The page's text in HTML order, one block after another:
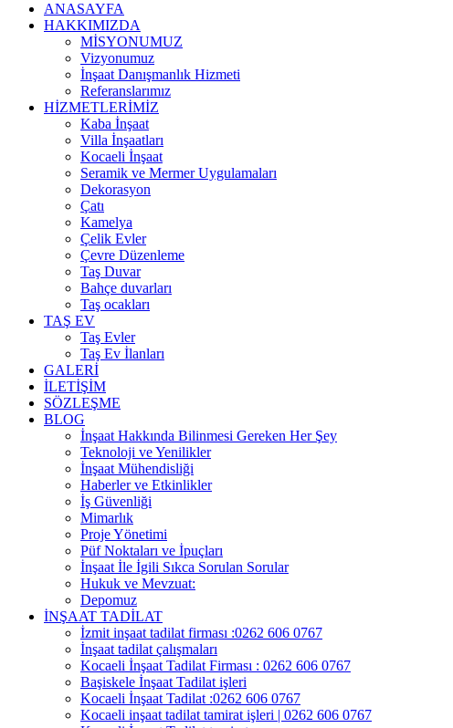
ANASAYFA
HAKKIMIZDA
MİSYONUMUZ
Vizyonumuz
İnşaat Danışmanlık Hizmeti
Referanslarımız
HİZMETLERİMİZ
Kaba İnşaat
Villa İnşaatları
Kocaeli İnşaat
Seramik ve Mermer Uygulamaları
Dekorasyon
Çatı
Kamelya
Çelik Evler
Çevre Düzenleme
Taş Duvar
Bahçe duvarları
Taş ocakları
TAŞ EV
Taş Evler
Taş Ev İlanları
GALERİ
İLETİŞİM
SÖZLEŞME
BLOG
İnşaat Hakkında Bilinmesi Gereken Her Şey
Teknoloji ve Yenilikler
İnşaat Mühendisliği
Haberler ve Etkinlikler
İş Güvenliği
Mimarlık
Proje Yönetimi
Püf Noktaları ve İpuçları
İnşaat İle İgili Sıkca Sorulan Sorular
Hukuk ve Mevzuat:
Depomuz
İNŞAAT TADİLAT
İzmit inşaat tadilat firması :0262 606 0767
İnşaat tadilat çalışmaları
Kocaeli İnşaat Tadilat Firması : 0262 606 0767
Başiskele İnşaat Tadilat işleri
Kocaeli İnşaat Tadilat :0262 606 0767
Kocaeli inşaat tadilat tamirat işleri | 0262 606 0767